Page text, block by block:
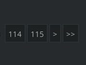
114 115 > >>